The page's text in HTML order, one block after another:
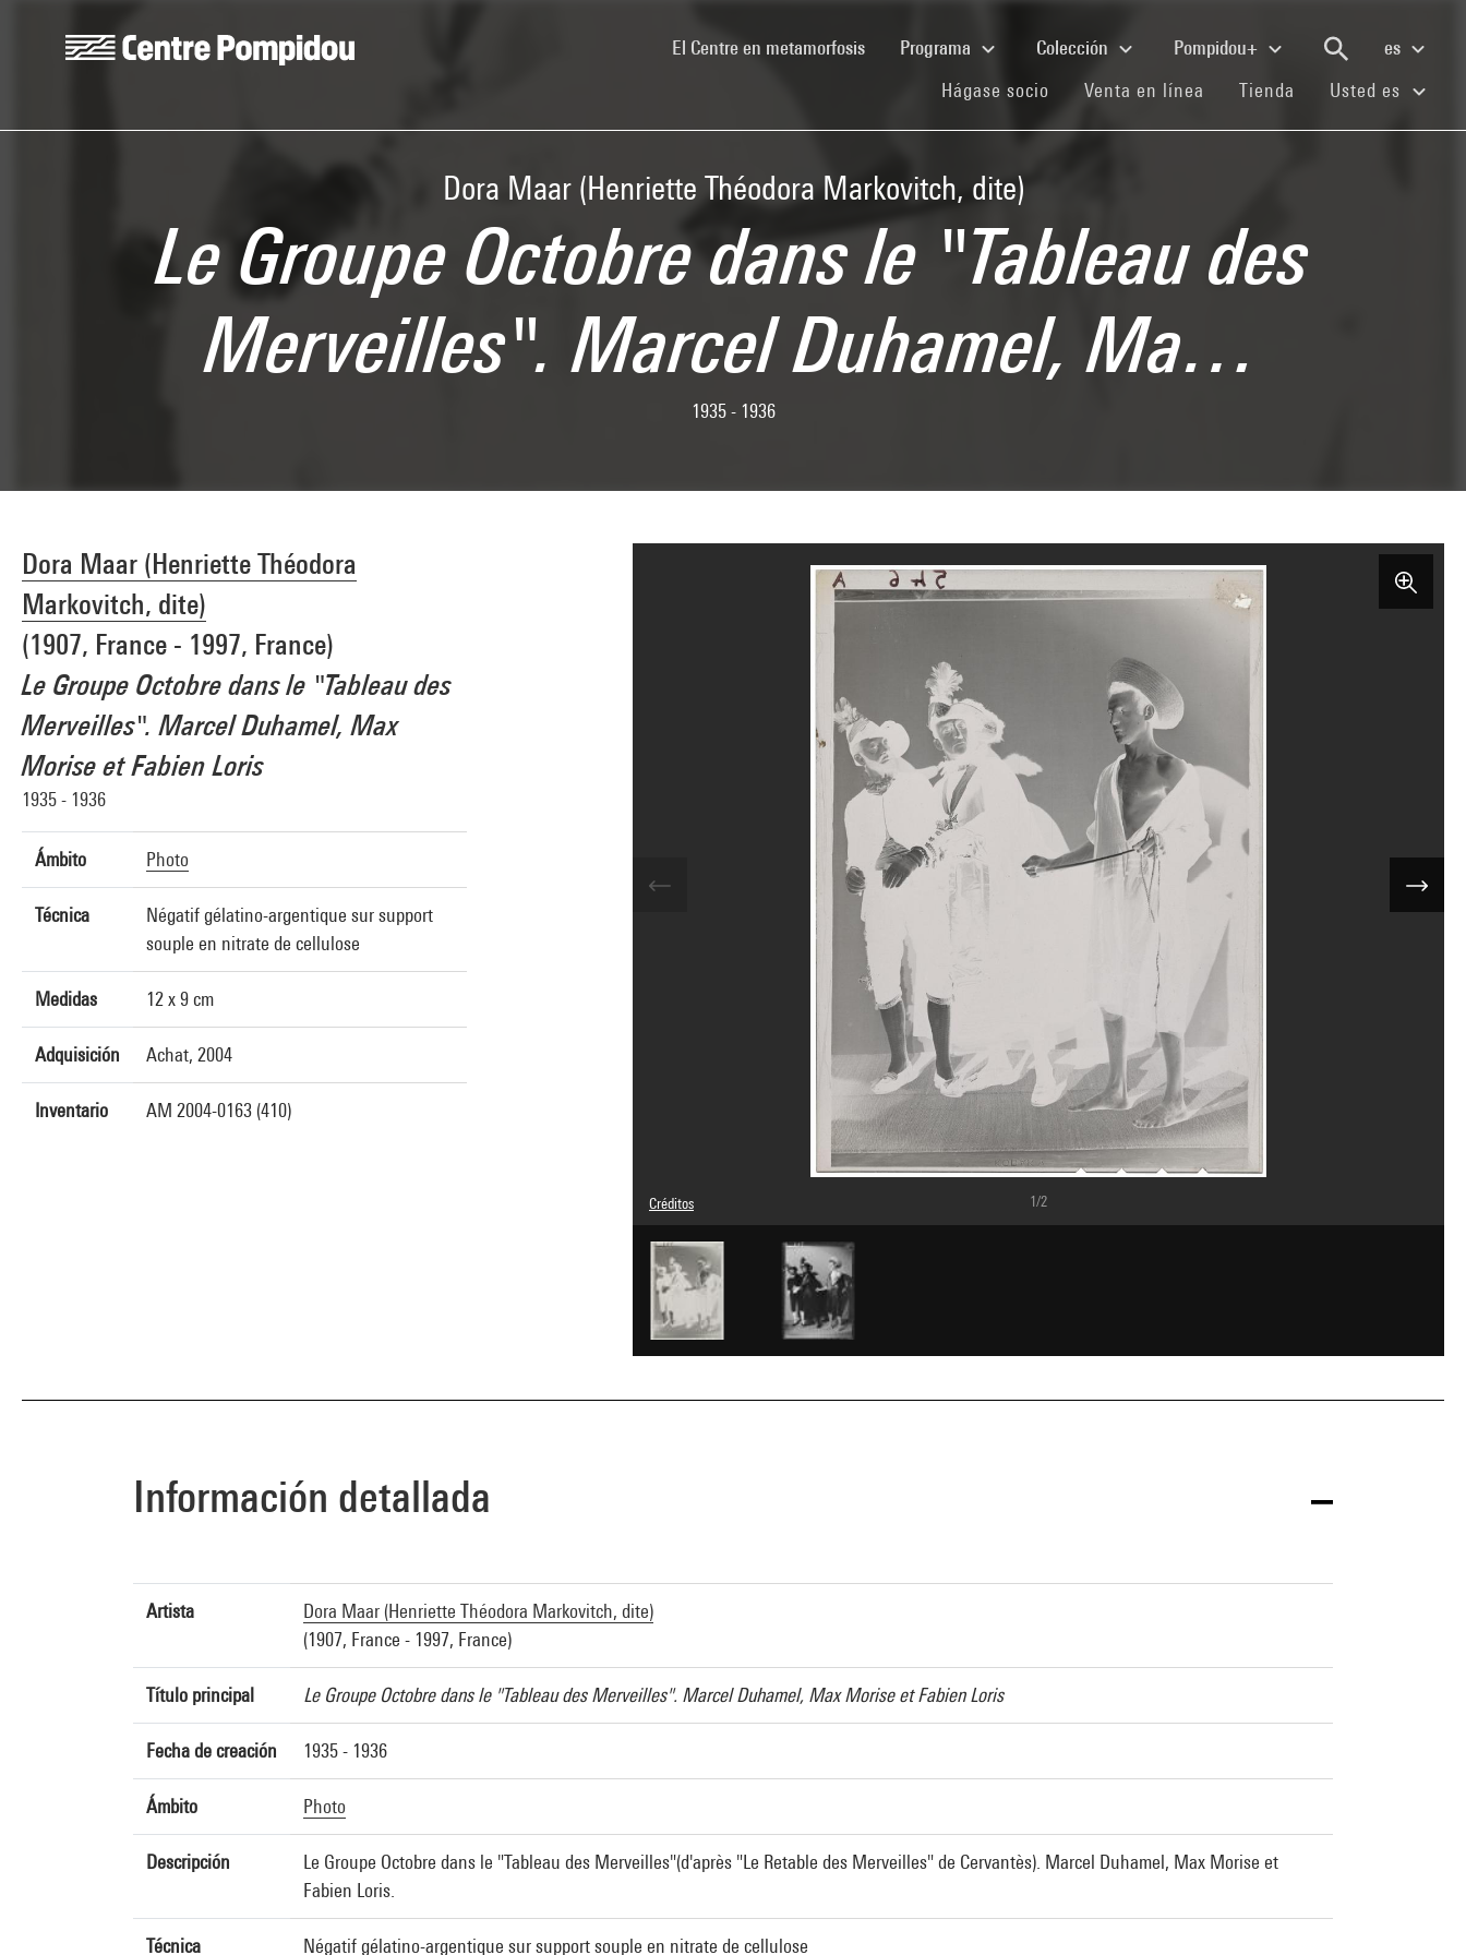
El Centre en metamorfosis(current)Programa Colección Pompidou+
es
Hágase socio (current)
Venta en línea (current)
Tienda (current)
Usted es
Dora Maar (Henriette Théodora Markovitch, dite)
Le Groupe Octobre dans le "Tableau des
Merveilles". Marcel Duhamel, Ma…
1935 - 1936
Dora Maar (Henriette Théodora
Markovitch, dite)
(1907, France - 1997, France)
Le Groupe Octobre dans le "Tableau des
Merveilles". Marcel Duhamel, Max
Morise et Fabien Loris
1935 - 1936
Ámbito Photo
Técnica
Négatif gélatino-argentique sur support
souple en nitrate de cellulose
Medidas 12 x 9 cm
Adquisición Achat, 2004
Inventario AM 2004-0163 (410)
Créditos
© Adagp, Paris
Créditos fotográficos : Centre Pompidou, MNAM-CCI/Dist. GrandPalaisRmn
Referencia de la imagen : 4G37511
Difusión de la imagen :
GrandPalaisRmnPhoto
1/2
Información detallada
Artista
Dora Maar (Henriette Théodora Markovitch, dite)
(1907, France - 1997, France)
Título principal Le Groupe Octobre dans le "Tableau des Merveilles". Marcel Duhamel, Max Morise et Fabien Loris
Fecha de creación 1935 - 1936
Ámbito Photo
Descripción
Le Groupe Octobre dans le "Tableau des Merveilles"(d'après "Le Retable des Merveilles" de Cervantès). Marcel Duhamel, Max Morise et
Fabien Loris.
Técnica Négatif gélatino-argentique sur support souple en nitrate de cellulose